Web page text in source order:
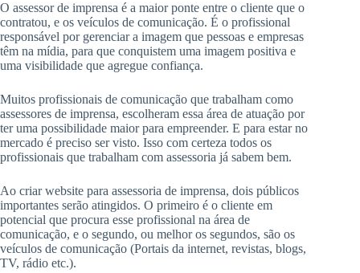
O assessor de imprensa é a maior ponte entre o cliente que o
contratou, e os veículos de comunicação. É o profissional
responsável por gerenciar a imagem que pessoas e empresas
têm na mídia, para que conquistem uma imagem positiva e
uma visibilidade que agregue confiança.
Muitos profissionais de comunicação que trabalham como
assessores de imprensa, escolheram essa área de atuação por
ter uma possibilidade maior para empreender. E para estar no
mercado é preciso ser visto. Isso com certeza todos os
profissionais que trabalham com assessoria já sabem bem.
Ao criar website para assessoria de imprensa, dois públicos
importantes serão atingidos. O primeiro é o cliente em
potencial que procura esse profissional na área de
comunicação, e o segundo, ou melhor os segundos, são os
veículos de comunicação (Portais da internet, revistas, blogs,
TV, rádio etc.).